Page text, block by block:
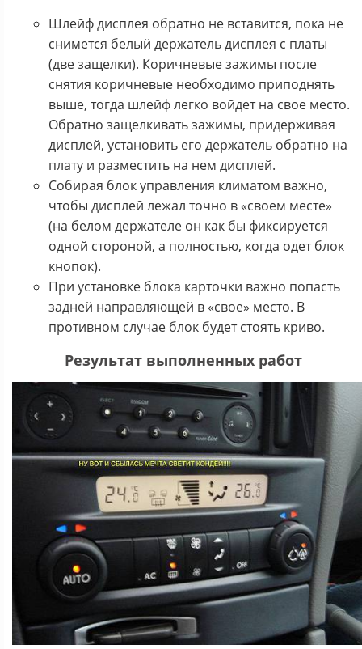
Шлейф дисплея обратно не вставится, пока не
снимется белый держатель дисплея с платы
(две защелки). Коричневые зажимы после
снятия коричневые необходимо приподнять
выше, тогда шлейф легко войдет на свое место.
Обратно защелкивать зажимы, придерживая
дисплей, установить его держатель обратно на
плату и разместить на нем дисплей.
Собирая блок управления климатом важно,
чтобы дисплей лежал точно в «своем месте»
(на белом держателе он как бы фиксируется
одной стороной, а полностью, когда одет блок
кнопок).
При установке блока карточки важно попасть
задней направляющей в «свое» место. В
противном случае блок будет стоять криво.
Результат выполненных работ